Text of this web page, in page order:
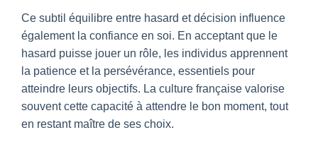
Ce subtil équilibre entre hasard et décision influence
également la confiance en soi. En acceptant que le
hasard puisse jouer un rôle, les individus apprennent
la patience et la persévérance, essentiels pour
atteindre leurs objectifs. La culture française valorise
souvent cette capacité à attendre le bon moment, tout
en restant maître de ses choix.